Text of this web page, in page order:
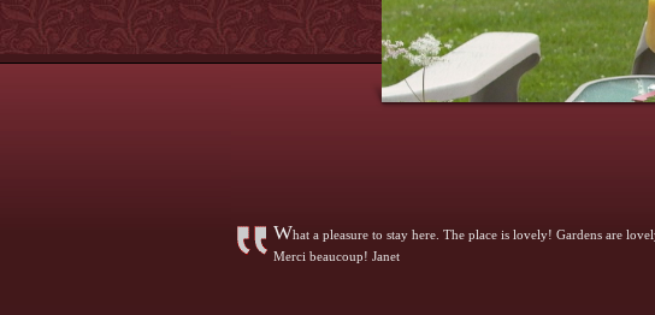
What a pleasure to stay here. The place is lovely! Gardens are
Merci beaucoup! Janet